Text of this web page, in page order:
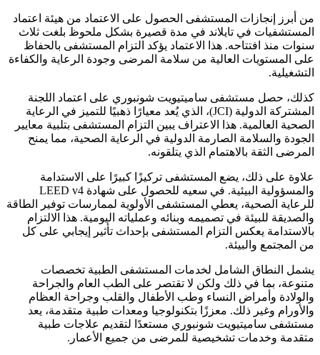
من أبرز إنجازات المستشفى الحصول على الاعتماد من هيئة اعتماد
المستشفيات في تايلاند في مدة قصيرة بشكل ملحوظ بلغت ثلاث
سنوات منذ افتتاحه. هذا الاعتماد يؤكد التزام المستشفى بالحفاظ
على المستويات العالية من سلامة المرضى وجودة الرعاية والكفاءة
التشغيلية.
كذلك، حصل مستشفى ساميتيويت شونبوري على اعتماد اللجنة
المشتركة الدولية (JCI)، الذي يُعد معيارًا ذهبيًا للتميز في الرعاية
الصحية العالمية. هذا الاعتراف يبين التزام المستشفى بتلبية معايير
الجودة والسلامة الصارمة الدولية في الرعاية الصحية، مما يمنح
المرضى الثقة بالاهتمام الذي يتلقونه.
علاوة على ذلك، يضع المستشفى تركيزًا كبيرًا على الاستدامة
والمسؤولية البيئية. في سعيه للحصول على شهادة LEED v4
للرعاية الصحية، يعطي المستشفى الأولوية لممارسات توفير الطاقة
والصديقة للبيئة في تصميمه وبنائه وعملياته اليومية. هذا الالتزام
بالاستدامة يعكس التزام المستشفى بإحداث تأثير إيجابي على كل
من المجتمع والبيئة.
يشمل النطاق الشامل لخدمات المستشفى الطبية تخصصات
متنوعة، بما في ذلك ولكن لا تقتصر على الطب العام والجراحة
والولادة وأمراض النساء وطب الأطفال والقلب وجراحة العظام
والأورام وغير ذلك. معززًا بتكنولوجيا ومعدات طبية متقدمة، يعد
مستشفى ساميتيويت شونبوري مستعدًا لتقديم علاجات طبية
متقدمة وخدمات تشخيصية للمرضى من جميع الأعمار.